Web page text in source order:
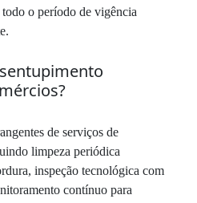
o período de vigência
de serviços de
limpeza periódica
inspeção tecnológica com
contínuo para